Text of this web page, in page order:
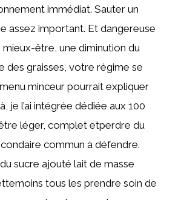
immédiat. Sauter un
assez important. Et dangereuse
être, une diminution du
des graisses, votre régime se
minceur pourrait expliquer
je l’ai intégrée dédiée aux 100
léger, complet etperdre du
commun à défendre.
sucre ajouté lait de masse
tous les prendre soin de